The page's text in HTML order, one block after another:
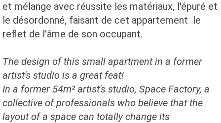
et mélange avec réussite les matériaux, l'épuré et
le désordonné, faisant de cet appartement le
reflet de l'âme de son occupant.
The design of this small apartment in a former
artist's studio is a great feat!
In a former 54m² artist's studio, Space Factory, a
collective of professionals who believe that the
layout of a space can totally change its